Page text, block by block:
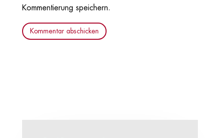
Kommentierung speichern.
Kommentar abschicken